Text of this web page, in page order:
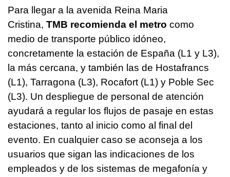
Para llegar a la avenida Reina Maria
Cristina, TMB recomienda el metro como
medio de transporte público idóneo,
concretamente la estación de España (L1 y L3),
la más cercana, y también las de Hostafrancs
(L1), Tarragona (L3), Rocafort (L1) y Poble Sec
(L3). Un despliegue de personal de atención
ayudará a regular los flujos de pasaje en estas
estaciones, tanto al inicio como al final del
evento. En cualquier caso se aconseja a los
usuarios que sigan las indicaciones de los
empleados y de los sistemas de megafonía y